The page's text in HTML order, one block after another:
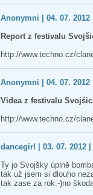
Anonymni | 04. 07. 2012
Report z festivalu
http://www.techno.cz/
Anonymni | 04. 07. 2012
Videa z festivalu
http://www.techno.cz/
dancegirl | 03. 07. 2012 |
Ty jo Svojšky úplně
tak už jsem si dlouho
tak zase za rok:-)no